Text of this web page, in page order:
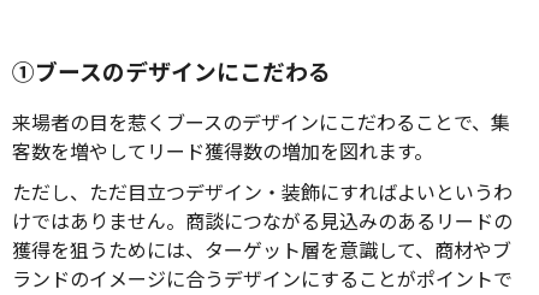
①ブースのデザインにこだわる
来場者の目を惹くブースのデザインにこだわることで、集
客数を増やしてリード獲得数の増加を図れます。
ただし、ただ目立つデザイン・装飾にすればよいというわ
けではありません。商談につながる見込みのあるリードの
獲得を狙うためには、ターゲット層を意識して、商材やブ
ランドのイメージに合うデザインにすることがポイントで